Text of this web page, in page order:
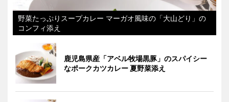
野菜たっぷりスープカレー マーガオ風味の「大山どり」の
コンフィ添え
鹿児島県産「アベル牧場黒豚」のスパイシー
なポークカツカレー 夏野菜添え